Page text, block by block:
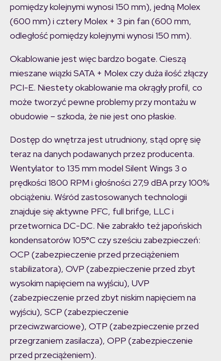
pomiędzy kolejnymi wynosi 150 mm), jedną Molex
(600 mm) i cztery Molex + 3 pin fan (600 mm,
odległość pomiędzy kolejnymi wynosi 150 mm).
Okablowanie jest więc bardzo bogate. Cieszą
mieszane wiązki SATA + Molex czy duża ilość złączy
PCI-E. Niestety okablowanie ma okrągły profil, co
może tworzyć pewne problemy przy montażu w
obudowie – szkoda, że nie jest ono płaskie.
Dostęp do wnętrza jest utrudniony, stąd oprę się
teraz na danych podawanych przez producenta.
Wentylator to 135 mm model Silent Wings 3 o
prędkości 1800 RPM i głośności 27,9 dBA przy 100%
obciążeniu. Wśród zastosowanych technologii
znajduje się aktywne PFC, full brifge, LLC i
przetwornica DC-DC. Nie zabrakło też japońskich
kondensatorów 105°C czy sześciu zabezpieczeń:
OCP (zabezpieczenie przed przeciążeniem
stabilizatora), OVP (zabezpieczenie przed zbyt
wysokim napięciem na wyjściu), UVP
(zabezpieczenie przed zbyt niskim napięciem na
wyjściu), SCP (zabezpieczenie
przeciwzwarciowe), OTP (zabezpieczenie przed
przegrzaniem zasilacza), OPP (zabezpieczenie
przed przeciążeniem).